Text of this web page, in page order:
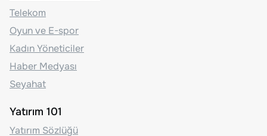
Telekom
Oyun ve E-spor
Kadın Yöneticiler
Haber Medyası
Seyahat
Yatırım 101
Yatırım Sözlüğü